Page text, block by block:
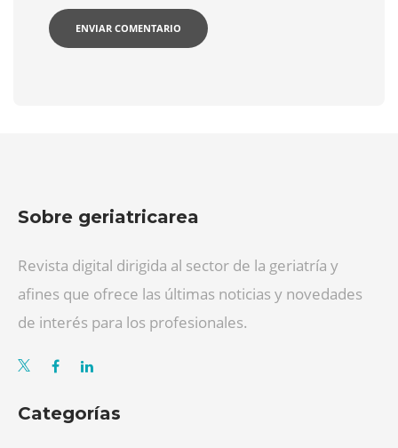
Sobre geriatricarea
Revista digital dirigida al sector de la geriatría y
afines que ofrece las últimas noticias y novedades
de interés para los profesionales.
Categorías